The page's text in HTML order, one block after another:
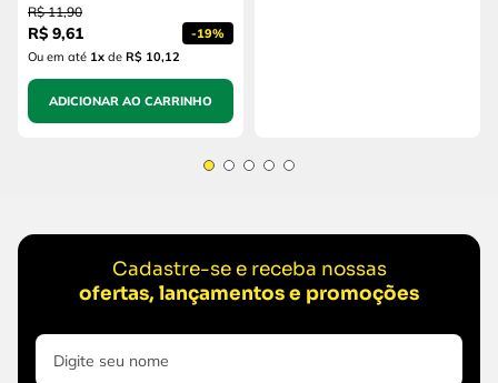
R$ 11,90
R$ 9,61 -19%
Ou em até 1x de R$ 10,12
ADICIONAR AO CARRINHO
Cadastre-se e receba nossas
ofertas, lançamentos e promoções